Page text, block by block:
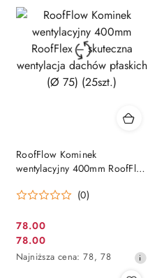
RoofFlow Kominek
wentylacyjny 400mm RoofFlex
dachów płaskich (Ø 75)
(0)
Cena
promocyjna:
78.00
Cena
promocyjna:
78.00
Najniższa
Najniższa cena: 78, 78